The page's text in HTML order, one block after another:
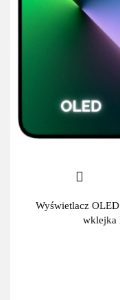
Wyświetlacz
wklejka